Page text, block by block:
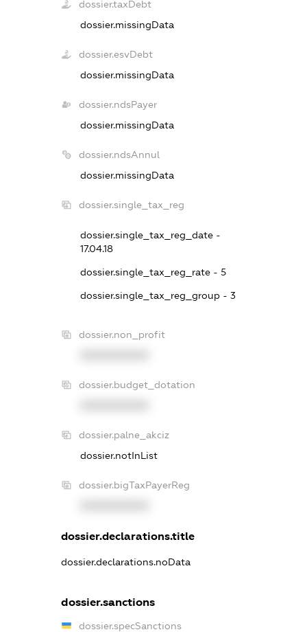
dossier.taxDebt
dossier.missingData
dossier.esvDebt
dossier.missingData
dossier.ndsPayer
dossier.missingData
dossier.ndsAnnul
dossier.missingData
dossier.single_tax_reg
dossier.single_tax_reg_date -
17.04.18
dossier.single_tax_reg_rate - 5
dossier.single_tax_reg_group - 3
dossier.non_profit
dossier.budget_dotation
dossier.palne_akciz
dossier.notInList
dossier.bigTaxPayerReg
dossier.declarations.title
dossier.declarations.noData
dossier.sanctions
dossier.specSanctions